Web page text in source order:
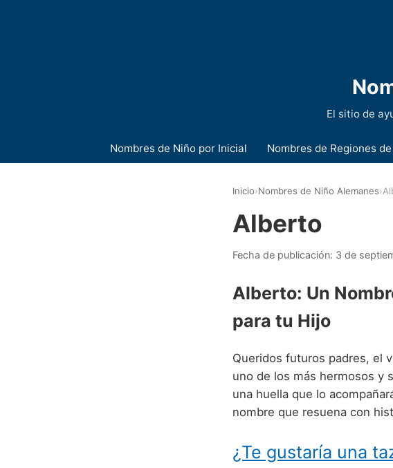
El sitio de
Nombres de Niño por Inicial Nombres de Regiones
Inicio›Nombres de Niño Alemanes›
Alberto
Fecha de publicación: 3 de
Alberto: Un
para tu Hijo
Queridos futuros padres, el
uno de los más hermosos y
una huella que lo
nombre que resuena con
¿Te gustaría una